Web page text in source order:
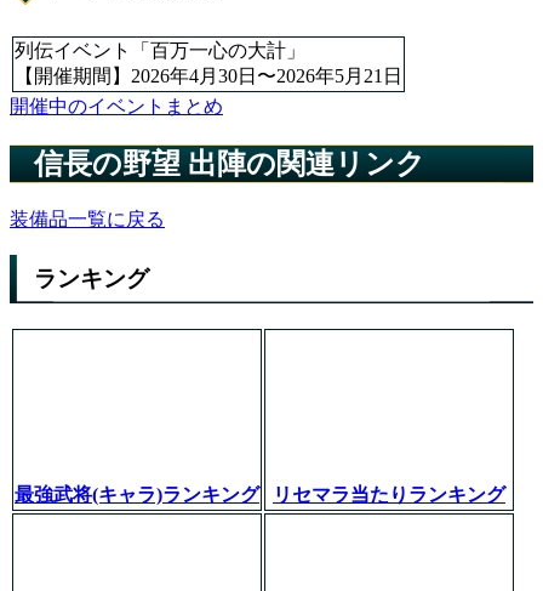
列伝イベント「百万一心の大計」
【開催期間】2026年4月30日〜2026年5月21日
開催中のイベントまとめ
信長の野望 出陣の関連リンク
装備品一覧に戻る
ランキング
最強武将(キャラ)ランキング リセマラ当たりランキング